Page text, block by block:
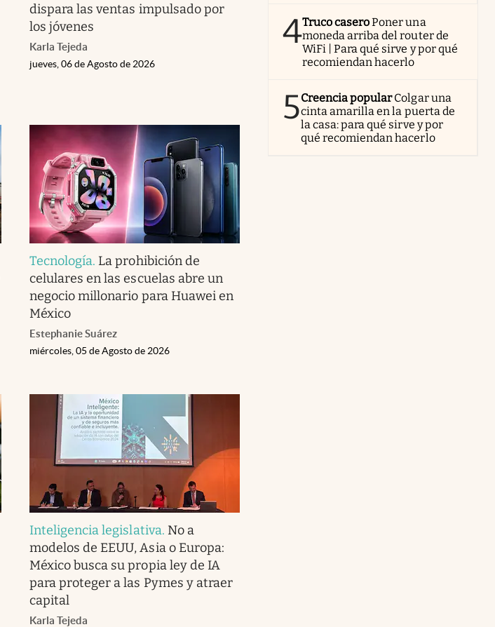
dispara las ventas impulsado por
los jóvenes
Karla Tejeda
jueves, 06 de Agosto de 2026
Tecnología. La prohibición de
celulares en las escuelas abre un
negocio millonario para Huawei en
México
Estephanie Suárez
miércoles, 05 de Agosto de 2026
Inteligencia legislativa. No a
modelos de EEUU, Asia o Europa:
México busca su propia ley de IA
para proteger a las Pymes y atraer
capital
Karla Tejeda
4Truco caseroPoner una
moneda arriba del router de
WiFi | Para qué sirve y por qué
recomiendan hacerlo
5Creencia popularColgar una
cinta amarilla en la puerta de
la casa: para qué sirve y por
qué recomiendan hacerlo